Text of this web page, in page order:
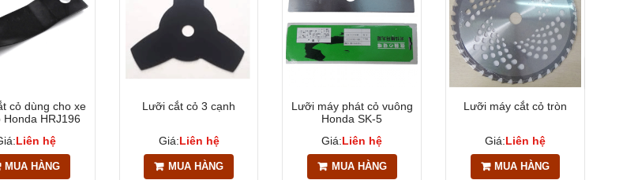
cỏ dùng cho xe
Honda HRJ196
Liên hệ
MUA HÀNG
Lưỡi cắt cỏ 3 cạnh
Giá:Liên hệ
MUA HÀNG
Lưỡi máy phát cỏ vuông
Honda SK-5
Giá:Liên hệ
MUA HÀNG
Lưỡi máy cắt cỏ tròn
Giá:Liên hệ
MUA HÀNG